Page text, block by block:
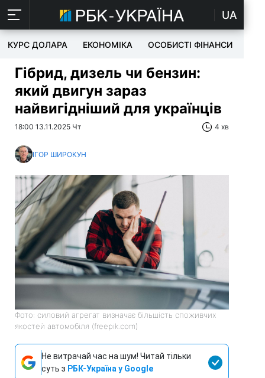
UA
КУРС ДОЛАРА ЕКОНОМІКА ОСОБИСТІ ФІНАНСИ
Гібрид, дизель чи бензин:
який двигун зараз
найвигідніший для українців
18:00 13.11.2025 Чт 4 хв
ІГОР ШИРОКУН
Фото: силовий агрегат визначає більшість споживчих
якостей автомобіля (freepik.com)
Не витрачай час на шум! Читай тільки
суть з РБК-Україна у Google